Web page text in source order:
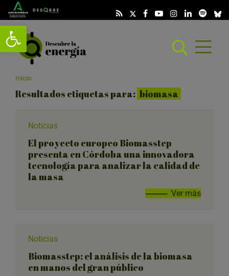
Abrir barra de herramientas
Abrir
menú
Inicio
Resultados etiquetas para: biomasa
Noticias
El proyecto europeo Biomasstep
presenta en Córdoba una innovadora
tecnología para analizar la calidad de
la masa
Ver más
Noticias
Biomasstep: el análisis de la biomasa
en manos del gran público